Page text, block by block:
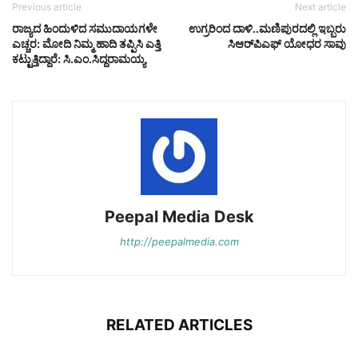
Previous article
ರಾಜ್ಯದ ಹಿಂದುಳಿದ ಸಮುದಾಯಗಳೇ
ಎಚ್ಚರ: ಮೋದಿ ನಿಮ್ಮ ಹಾದಿ ತಪ್ಪಿಸಿ ಎತ್ತಿ
ಕಟ್ಟುತ್ತಿದ್ದಾರೆ: ಸಿ.ಎಂ.ಸಿದ್ದರಾಮಯ್ಯ
Next article
ಉಗ್ರರಿಂದ ದಾಳಿ..ಮಣಿಪುರದಲ್ಲಿ ಇಬ್ಬರು
ಸಿಆರ್‌ಪಿಎಫ್ ಯೋಧರ ಸಾವು
Peepal Media Desk
http://peepalmedia.com
RELATED ARTICLES